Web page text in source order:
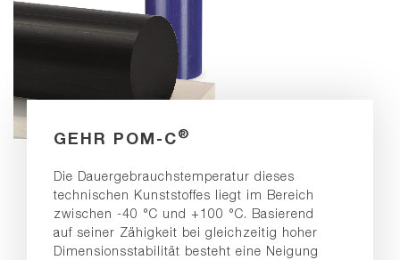
GEHR POM-C®
Die Dauergebrauchstemperatur dieses
technischen Kunststoffes liegt im Bereich
zwischen -40 °C und +100 °C. Basierend
auf seiner Zähigkeit bei gleichzeitig hoher
Dimensionsstabilität besteht eine Neigung